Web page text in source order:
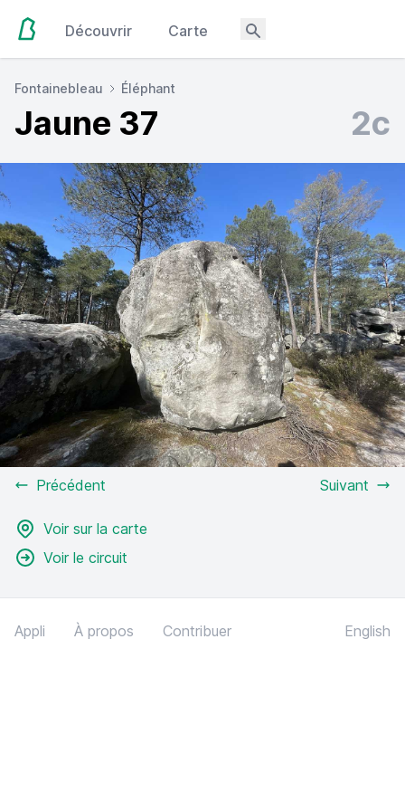
Découvrir Carte
Fontainebleau Éléphant
Jaune 37 2c
Précédent Suivant
Voir sur la carte
Voir le circuit
Appli À propos Contribuer English